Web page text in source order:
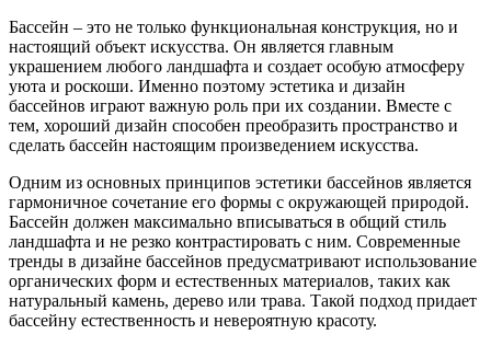
Бассейн – это не только функциональная конструкция, но и
настоящий объект искусства. Он является главным
украшением любого ландшафта и создает особую атмосферу
уюта и роскоши. Именно поэтому эстетика и дизайн
бассейнов играют важную роль при их создании. Вместе с
тем, хороший дизайн способен преобразить пространство и
сделать бассейн настоящим произведением искусства.
Одним из основных принципов эстетики бассейнов является
гармоничное сочетание его формы с окружающей природой.
Бассейн должен максимально вписываться в общий стиль
ландшафта и не резко контрастировать с ним. Современные
тренды в дизайне бассейнов предусматривают использование
органических форм и естественных материалов, таких как
натуральный камень, дерево или трава. Такой подход придает
бассейну естественность и невероятную красоту.